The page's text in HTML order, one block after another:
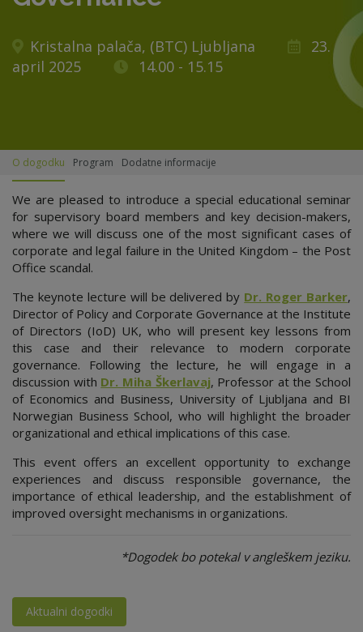
Kristalna palača, (BTC) Ljubljana
23.
april 2025
14.00 - 15.15
O dogodku Program Dodatne informacije
We are pleased to introduce a special educational seminar
for supervisory board members and key decision-makers,
where we will discuss one of the most significant cases of
corporate and legal failure in the United Kingdom – the Post
Office scandal.
The keynote lecture will be delivered by Dr. Roger Barker,
Director of Policy and Corporate Governance at the Institute
of Directors (IoD) UK, who will present key lessons from
this case and their relevance to modern corporate
governance. Following the lecture, he will engage in a
discussion with Dr. Miha Škerlavaj, Professor at the School
of Economics and Business, University of Ljubljana and BI
Norwegian Business School, who will highlight the broader
organizational and ethical implications of this case.
This event offers an excellent opportunity to exchange
experiences and discuss responsible governance, the
importance of ethical leadership, and the establishment of
improved oversight mechanisms in organizations.
*Dogodek bo potekal v angleškem jeziku.
Aktualni dogodki